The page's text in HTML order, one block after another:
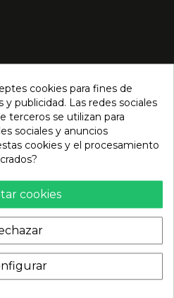
cookies para fines de
publicidad. Las redes sociales
terceros se utilizan para
sociales y anuncios
cookies y el procesamiento
cookies